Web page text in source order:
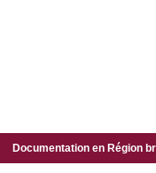
Documentation en Région